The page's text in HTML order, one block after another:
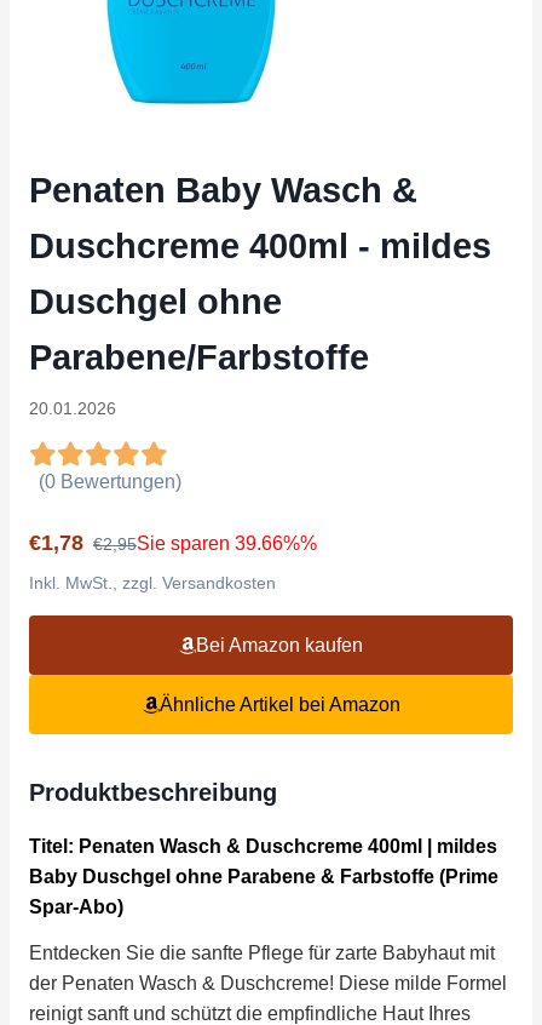
Penaten Baby Wasch &
Duschcreme 400ml - mildes
Duschgel ohne
Parabene/Farbstoffe
20.01.2026
(0 Bewertungen)
€1,78 €2,95Sie sparen 39.66%%
Inkl. MwSt., zzgl. Versandkosten
Bei Amazon kaufen
Ähnliche Artikel bei Amazon
Produktbeschreibung
Titel: Penaten Wasch & Duschcreme 400ml | mildes
Baby Duschgel ohne Parabene & Farbstoffe (Prime
Spar-Abo)
Entdecken Sie die sanfte Pflege für zarte Babyhaut mit
der Penaten Wasch & Duschcreme! Diese milde Formel
reinigt sanft und schützt die empfindliche Haut Ihres